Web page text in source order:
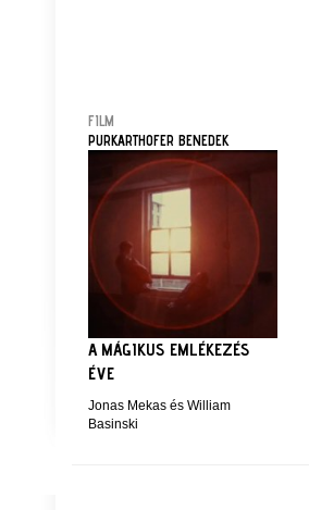
FILM
PURKARTHOFER BENEDEK
A MÁGIKUS EMLÉKEZÉS
ÉVE
Jonas Mekas és William
Basinski